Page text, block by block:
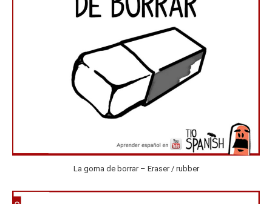
La goma de borrar – Eraser / rubber